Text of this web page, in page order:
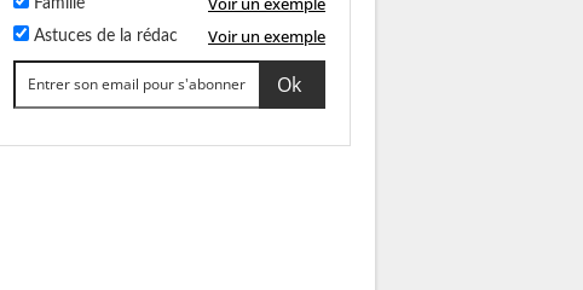
Astuces de la rédac Voir un exemple